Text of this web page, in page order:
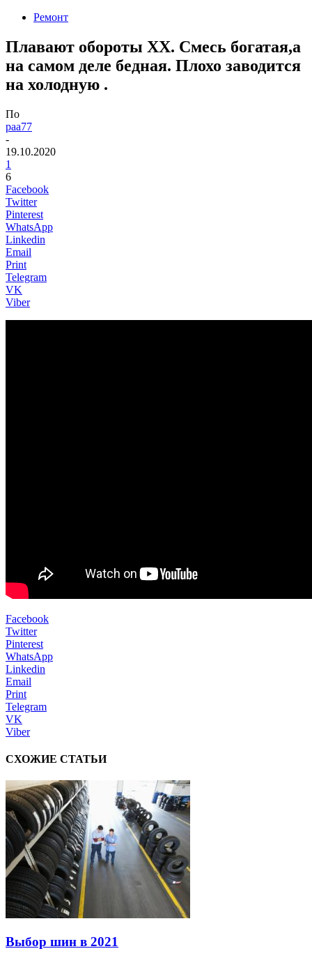
Ремонт
Плавают обороты ХХ. Смесь богатая,а
на самом деле бедная. Плохо заводится
на холодную .
По
paa77
-
19.10.2020
1
6
Facebook
Twitter
Pinterest
WhatsApp
Linkedin
Email
Print
Telegram
VK
Viber
Facebook
Twitter
Pinterest
WhatsApp
Linkedin
Email
Print
Telegram
VK
Viber
СХОЖИЕ СТАТЬИ
Выбор шин в 2021